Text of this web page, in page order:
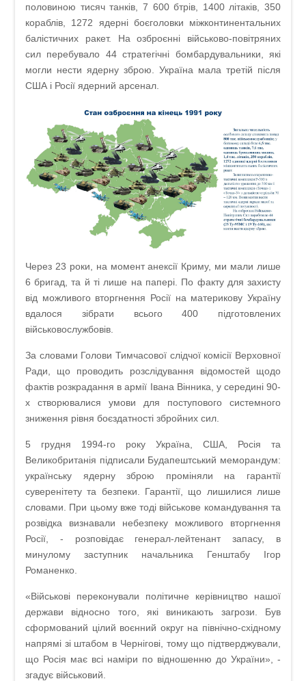
половиною тисяч танків, 7 600 бтрів, 1400 літаків, 350
кораблів, 1272 ядерні боєголовки міжконтинентальних
балістичних ракет. На озброєнні військово-повітряних
сил перебувало 44 стратегічні бомбардувальники, які
могли нести ядерну зброю. Україна мала третій після
США і Росії ядерний арсенал.
Через 23 роки, на момент анексії Криму, ми мали лише
6 бригад, та й ті лише на папері. По факту для захисту
від можливого вторгнення Росії на материкову Україну
вдалося зібрати всього 400 підготовлених
військовослужбовів.
За словами Голови Тимчасової слідчої комісії Верховної
Ради, що проводить розслідування відомостей щодо
фактів розкрадання в армії Івана Вінника, у середині 90-
х створювалися умови для поступового системного
зниження рівня боєздатності збройних сил.
5 грудня 1994-го року Україна, США, Росія та
Великобританія підписали Будапештський меморандум:
українську ядерну зброю проміняли на гарантії
суверенітету та безпеки. Гарантії, що лишилися лише
словами. При цьому вже тоді військове командування та
розвідка визнавали небезпеку можливого вторгнення
Росії, - розповідає генерал-лейтенант запасу, в
минулому заступник начальника Генштабу Ігор
Романенко.
«Військові переконували політичне керівництво нашої
держави відносно того, які виникають загрози. Був
сформований цілий воєнний округ на північно-східному
напрямі зі штабом в Чернігові, тому що підтверджували,
що Росія має всі наміри по відношенню до України», -
згадує військовий.